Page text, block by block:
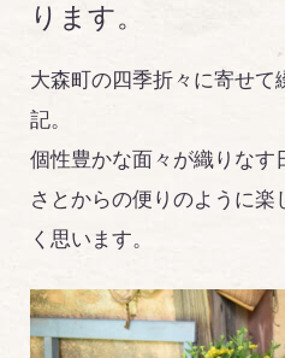
ります。
大森町の四季折々に寄せて
記。
個性豊かな面々が織りなす
さとからの便りのように楽
く思います。